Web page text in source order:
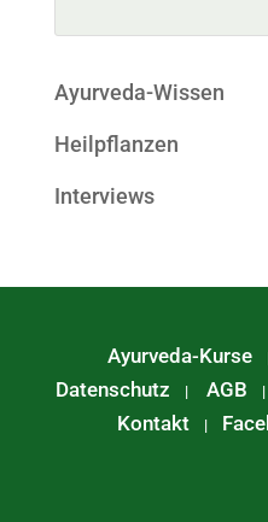
Ayurveda-Wissen
Heilpflanzen
Interviews
Ayurveda-Kurse
Datenschutz |AGB
Kontakt|